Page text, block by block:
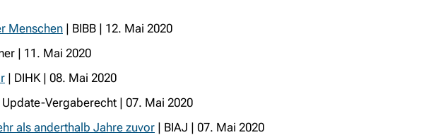
Menschen | BIBB | 12. Mai 2020
| 11. Mai 2020
| DIHK | 08. Mai 2020
Update-Vergaberecht | 07. Mai 2020
als anderthalb Jahre zuvor | BIAJ | 07. Mai 2020